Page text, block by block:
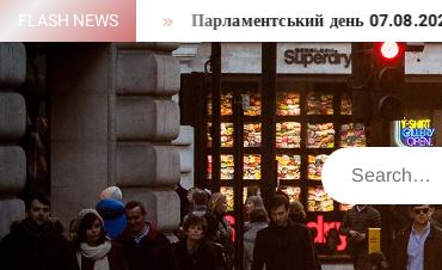
Skip
to
content
FLASH NEWS
Трампа Парламентський день 07.08.2026
Search